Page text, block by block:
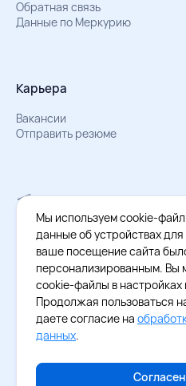
Обратная связь
Данные по Меркурию
Карьера
Вакансии
Отправить резюме
Мы в Телеграм
Документы об обработке
Охрана труда – результаты СОУТ
Официальное
Cкачайте
Мы используем cookie-
данные об устройствах
ваше посещение сайта
персонализированным. Вы
cookie-файлы в настройках
Продолжая пользоваться
даете согласие на
данных.
Согласен